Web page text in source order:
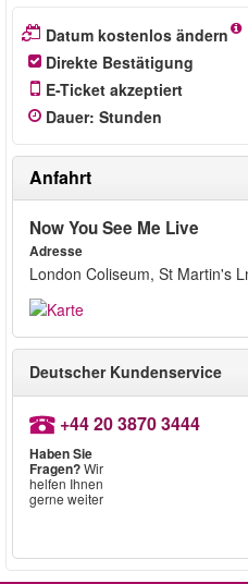
Datum kostenlos ändern
Direkte Bestätigung
E-Ticket akzeptiert
Dauer: Stunden
Anfahrt
Now You See Me Live
Adresse
London Coliseum, St Martin's
Deutscher Kundenservice
+44 20 3870 3444
Haben Sie
Fragen?Wir
helfen Ihnen
gerne weiter